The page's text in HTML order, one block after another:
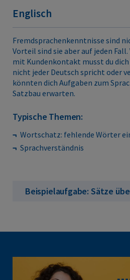
Englisch
Fremdsprachenkenntnisse sind
Vorteil sind sie aber auf jeden
mit Kundenkontakt musst du
nicht jeder Deutsch spricht oder
könnten dich Aufgaben zum
Satzbau erwarten.
Typische Themen:
Wortschatz: fehlende Wörter
Sprachverständnis
Beispielaufgabe: Sätze